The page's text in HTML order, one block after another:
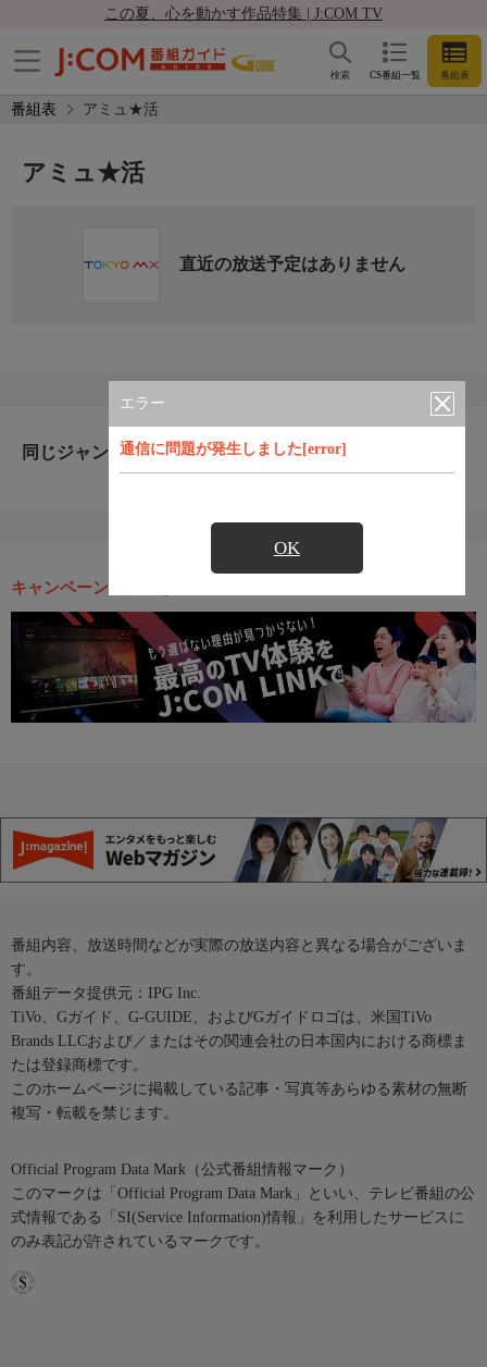
この夏、心を動かす作品特集 | J:COM TV
CS番組一覧 番組表
検索
番組表 アミュ★活
エラー
通信に問題が発生しました[error]
OK
アミュ★活
直近の放送予定はありません
同じジャンルのおすすめ番組
キャンペーン・お得な情報
番組内容、放送時間などが実際の放送内容と異なる場合がございま
す。
番組データ提供元：IPG Inc.
TiVo、Gガイド、G-GUIDE、およびGガイドロゴは、米国TiVo
Brands LLCおよび／またはその関連会社の日本国内における商標ま
たは登録商標です。
このホームページに掲載している記事・写真等あらゆる素材の無断
複写・転載を禁じます。
Official Program Data Mark（公式番組情報マーク）
このマークは「Official Program Data Mark」といい、テレビ番組の公
式情報である「SI(Service Information)情報」を利用したサービスに
のみ表記が許されているマークです。